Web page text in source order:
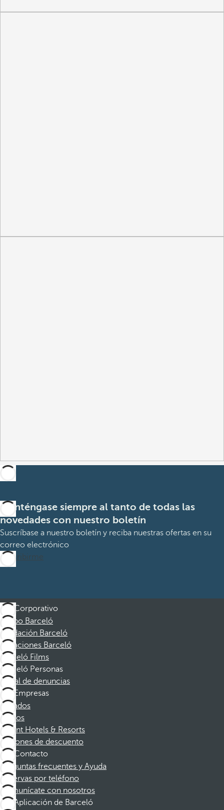
Manténgase siempre al tanto de todas las
novedades con nuestro boletín
Suscríbase a nuestro boletín y reciba nuestras ofertas en su
correo electrónico
Suscribirme
Corporativo
Grupo Barceló
Fundación Barceló
Vacaciones Barceló
Barceló Films
Barceló Personas
Canal de denuncias
Empresas
Afiliados
Socios
Dorint Hotels & Resorts
Cupones de descuento
Contacto
Preguntas frecuentes y Ayuda
Reservas por teléfono
Comunícate con nosotros
Aplicación de Barceló